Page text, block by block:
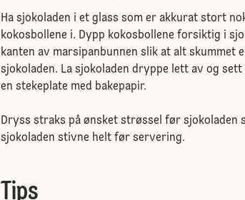
Ha sjokoladen i et glass som er akkurat stort
kokosbollene i. Dypp kokosbollene forsiktig i
kanten av marsipanbunnen slik at alt skummet
sjokoladen. La sjokoladen dryppe lett av og sett
en stekeplate med bakepapir.
Dryss straks på ønsket strøssel før sjokoladen
sjokoladen stivne helt før servering.
Tips